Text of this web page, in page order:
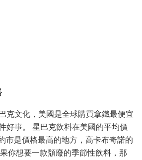
克文化，美國是全球購買拿鐵最便宜
好事。 星巴克飲料在美國的平均價
市是價格最高的地方，高卡布奇諾的
你想要一款頹廢的季節性飲料，那